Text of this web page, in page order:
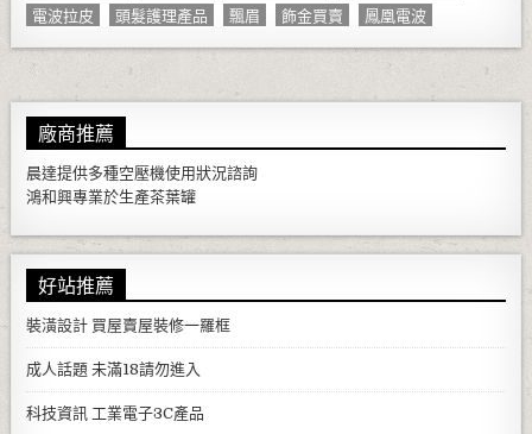
電波拉皮
頭髮護理產品 飄眉 飾金買賣 鳳凰電波
廠商推薦
晨達提供多種空壓機使用狀況諮詢
鴻和興專業於生產茶葉罐
好站推薦
裝潢設計 買屋賣屋裝修一羅框
成人話題 未滿18請勿進入
科技資訊 工業電子3C產品